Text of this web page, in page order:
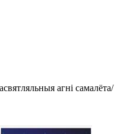
агні самалёта/